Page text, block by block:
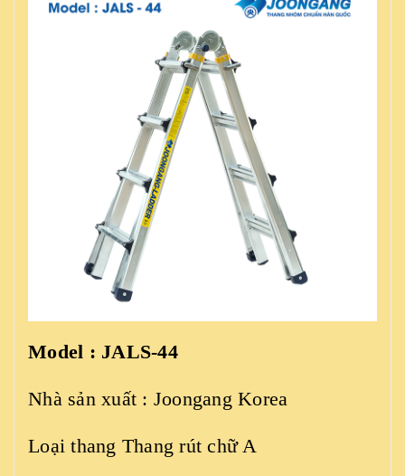
Model : JALS-44
Nhà sản xuất : Joongang Korea
Loại thang Thang rút chữ A